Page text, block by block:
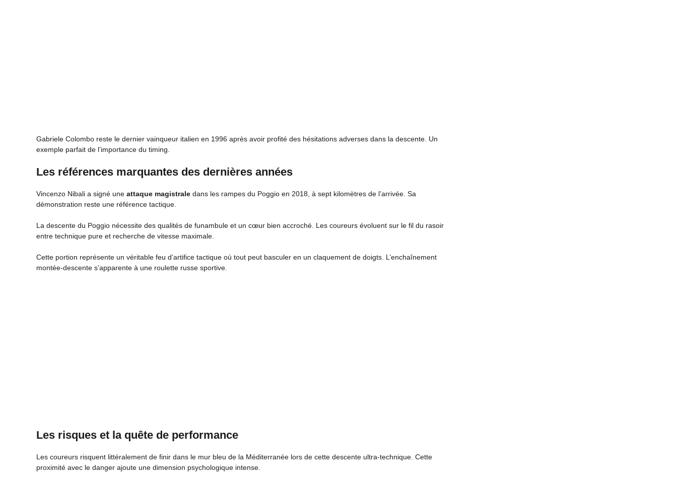
Gabriele Colombo reste le dernier vainqueur italien en 1996 après avoir profité des hésitations adverses dans la descente. Un
exemple parfait de l’importance du timing.
Les références marquantes des dernières années
Vincenzo Nibali a signé une attaque magistrale dans les rampes du Poggio en 2018, à sept kilomètres de l’arrivée. Sa
démonstration reste une référence tactique.
La descente du Poggio nécessite des qualités de funambule et un cœur bien accroché. Les coureurs évoluent sur le fil du rasoir
entre technique pure et recherche de vitesse maximale.
Cette portion représente un véritable feu d’artifice tactique où tout peut basculer en un claquement de doigts. L’enchaînement
montée-descente s’apparente à une roulette russe sportive.
Les risques et la quête de performance
Les coureurs risquent littéralement de finir dans le mur bleu de la Méditerranée lors de cette descente ultra-technique. Cette
proximité avec le danger ajoute une dimension psychologique intense.